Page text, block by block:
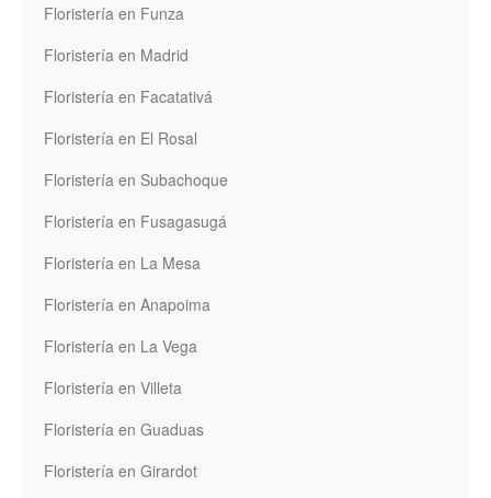
Floristería en Funza
Floristería en Madrid
Floristería en Facatativá
Floristería en El Rosal
Floristería en Subachoque
Floristería en Fusagasugá
Floristería en La Mesa
Floristería en Anapoima
Floristería en La Vega
Floristería en Villeta
Floristería en Guaduas
Floristería en Girardot